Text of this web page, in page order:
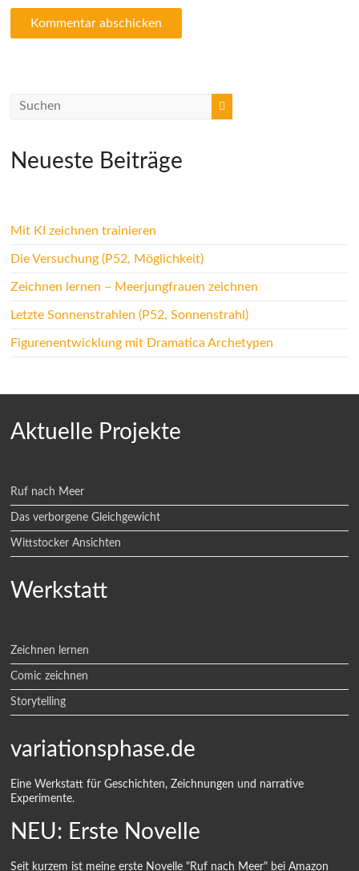
Neueste Beiträge
Mit KI zeichnen trainieren
Die Versuchung (P52, Möglichkeit)
Zeichnen lernen – Meerjungfrauen zeichnen
Letzte Sonnenstrahlen (P52, Sonnenstrahl)
Figurenentwicklung mit Dramatica Archetypen
Aktuelle Projekte
Ruf nach Meer
Das verborgene Gleichgewicht
Wittstocker Ansichten
Werkstatt
Zeichnen lernen
Comic zeichnen
Storytelling
variationsphase.de
Eine Werkstatt für Geschichten, Zeichnungen und narrative
Experimente.
NEU: Erste Novelle
Seit kurzem ist meine erste Novelle "Ruf nach Meer" bei Amazon